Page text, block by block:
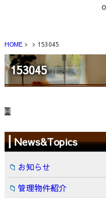
HOME 153045
153045
News&Topics
お知らせ
管理物件紹介